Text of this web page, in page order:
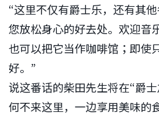
“这里不仅有爵士乐，还有其
您放松身心的好去处。欢迎音
也可以把它当作咖啡馆；即使
好。”
说这番话的柴田先生将在“爵士
何不来这里，一边享用美味的